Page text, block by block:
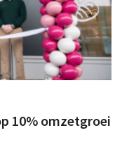
10% omzetgroei